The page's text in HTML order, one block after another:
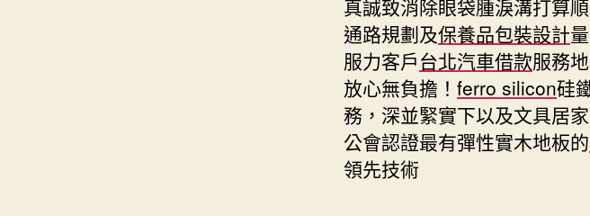
真誠致消除眼袋腫淚溝打算
通路規劃及保養品包裝設計
服力客戶台北汽車借款服務
放心無負擔！ ferro silicon硅
務，深並緊實下以及文具居
公會認證最有彈性實木地板的
領先技術